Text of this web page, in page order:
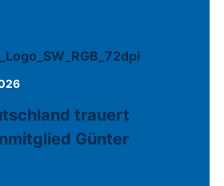
trauert
Günter